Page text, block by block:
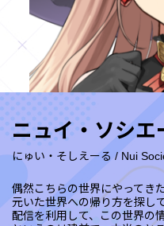
ニュイ・ソシエ
にゅい・そしえーる / Nui
偶然こちらの世界にやってきた
元いた世界への帰り方を探し
配信を利用して、この世界